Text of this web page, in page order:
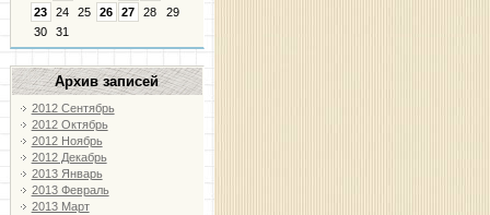
23
24 25 26 27 28
29
30
31
Архив записей
2012 Сентябрь
2012 Октябрь
2012 Ноябрь
2012 Декабрь
2013 Январь
2013 Февраль
2013 Март